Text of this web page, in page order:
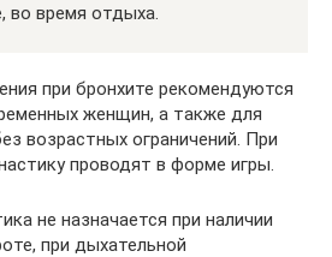
во время отдыха.
при бронхите рекомендуются
женщин, а также для
возрастных ограничений. При
проводят в форме игры.
не назначается при наличии
при дыхательной